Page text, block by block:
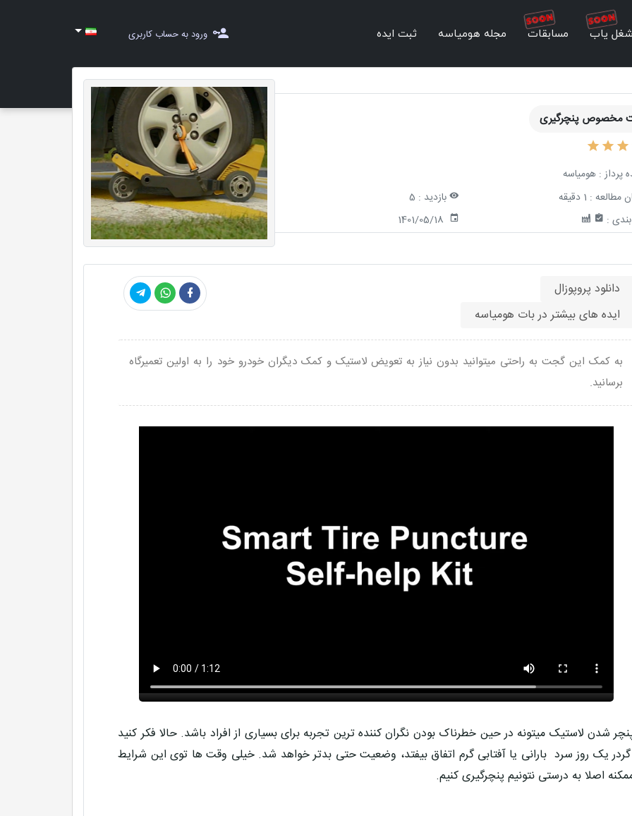
یاب مسابقات مجله هومیاسه ثبت ایده ورود به حساب کاربری
مخصوص پنچرگیری
پرداز : هومیاسه
مطالعه : 1 دقیقه بازدید : 5
:
1401/05/18
دانلود پروپوزال
ایده های بیشتر در بات هومیاسه
به کمک این گجت به راحتی میتوانید بدون نیاز به تعویض لاستیک و کمک دیگران خودرو خود را به اولین تعمیرگاه
برسانید.
شدن لاستیک میتونه در حین خطرناک بودن نگران کننده ترین تجربه برای بسیاری از افراد باشد. حالا فکر کنید
یک روز سرد بارانی یا آفتابی گرم اتفاق بیفتد، وضعیت حتی بدتر خواهد شد. خیلی وقت ها توی این شرایط
اصلا به درستی نتونیم پنچرگیری کنیم.